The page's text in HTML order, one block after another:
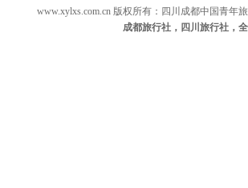
www.xylxs.com.cn 版权所有：四川成都中国青
成都旅行社，四川旅行社，